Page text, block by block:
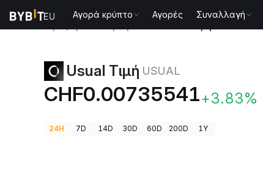
Αγορά κρύπτο Αγορές Συναλλαγή
Usual Τιμή USUAL
CHF0.00735541+3.83%
24H 7D 14D 30D 60D 200D 1Y